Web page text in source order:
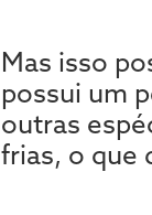
Mas isso
possui um
outras
frias, o que